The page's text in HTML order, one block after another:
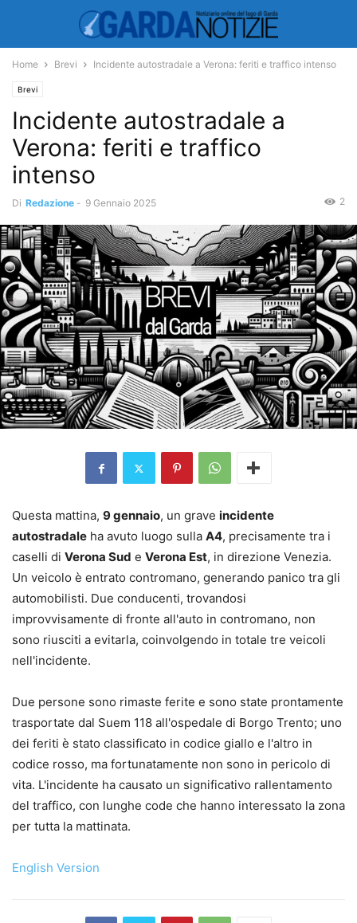
Home Brevi Incidente autostradale a Verona: feriti e traffico intenso
Brevi
Incidente autostradale a
Verona: feriti e traffico
intenso
Di Redazione - 9 Gennaio 2025 2
Questa mattina, 9 gennaio, un grave incidente
autostradale ha avuto luogo sulla A4, precisamente tra i
caselli di Verona Sud e Verona Est, in direzione Venezia.
Un veicolo è entrato contromano, generando panico tra gli
automobilisti. Due conducenti, trovandosi
improvvisamente di fronte all'auto in contromano, non
sono riusciti a evitarla, coinvolgendo in totale tre veicoli
nell'incidente.
Due persone sono rimaste ferite e sono state prontamente
trasportate dal Suem 118 all'ospedale di Borgo Trento; uno
dei feriti è stato classificato in codice giallo e l'altro in
codice rosso, ma fortunatamente non sono in pericolo di
vita. L'incidente ha causato un significativo rallentamento
del traffico, con lunghe code che hanno interessato la zona
per tutta la mattinata.
English Version